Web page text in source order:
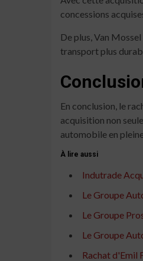
concessions
De plus, Van
transport plus
En conclusion, le
acquisition non
automobile en
À lire aussi
Indutrade
Le Groupe
Le Groupe
Le Groupe
Rachat d'Emil